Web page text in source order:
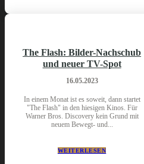
The Flash: Bilder-Nachschub
und neuer TV-Spot
16.05.2023
In einem Monat ist es soweit, dann startet
"The Flash" in den hiesigen Kinos. Für
Warner Bros. Discovery kein Grund mit
neuem Bewegt- und...
WEITERLESEN